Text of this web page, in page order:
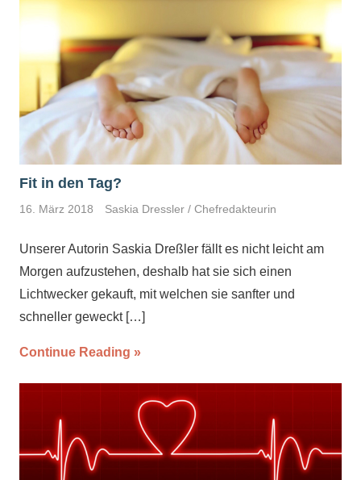
Fit in den Tag?
16. März 2018 Saskia Dressler / Chefredakteurin
Unserer Autorin Saskia Dreßler fällt es nicht leicht am
Morgen aufzustehen, deshalb hat sie sich einen
Lichtwecker gekauft, mit welchen sie sanfter und
schneller geweckt […]
Continue Reading